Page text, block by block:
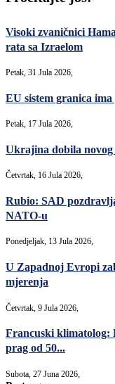
Visoki zvaničnici
rata sa Izraelom
Petak, 31 Jula 2026,
EU sistem granica
Petak, 17 Jula 2026,
Ukrajina dobila
Četvrtak, 16 Jula 2026,
Rubio: SAD
NATO-u
Ponedjeljak, 13 Jula 2026,
U Zapadnoj Evropi
mjerenja
Četvrtak, 9 Jula 2026,
Francuski klimatolog:
prag od 50...
Subota, 27 Juna 2026,